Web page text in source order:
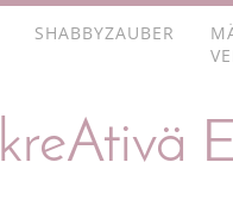
SHABBYZAUBER
kreAtivä